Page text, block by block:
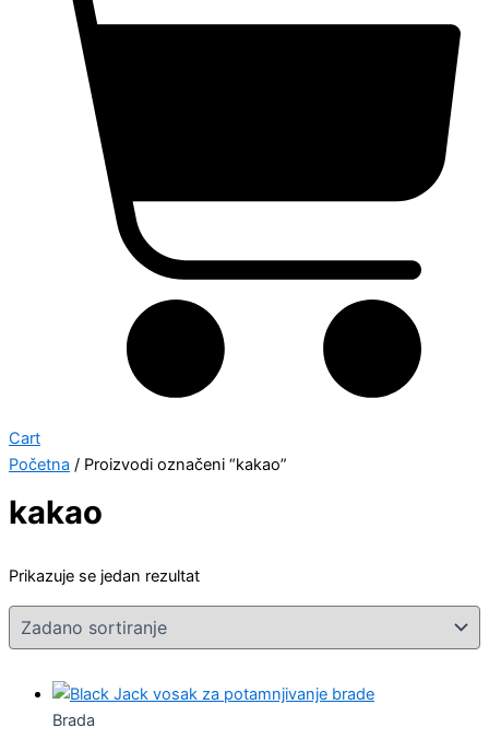
Cart
Početna / Proizvodi označeni “kakao”
kakao
Prikazuje se jedan rezultat
Brada